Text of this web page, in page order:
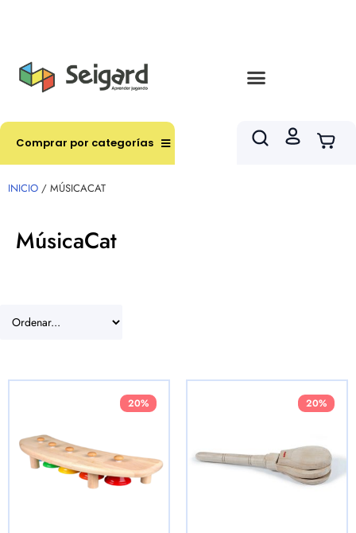
Comprar por categorías
INICIO / MÚSICACAT
MúsicaCat
20% 20%